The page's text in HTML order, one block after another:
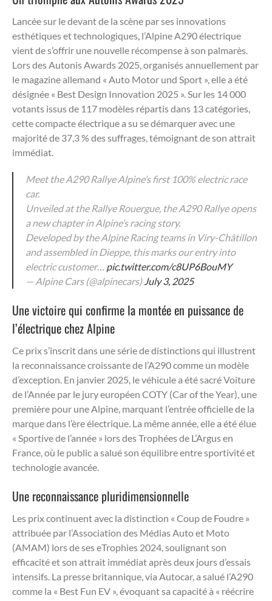
Lancée sur le devant de la scène par ses innovations
esthétiques et technologiques, l’Alpine A290 électrique
vient de s’offrir une nouvelle récompense à son palmarès.
Lors des Autonis Awards 2025, organisés annuellement par
le magazine allemand « Auto Motor und Sport », elle a été
désignée « Best Design Innovation 2025 ». Sur les 14 000
votants issus de 117 modèles répartis dans 13 catégories,
cette compacte électrique a su se démarquer avec une
majorité de 37,3 % des suffrages, témoignant de son attrait
immédiat.
Meet the A290 Rallye Alpine’s first 100% electric race
car.
Unveiled at the Rallye Rouergue, the A290 Rallye opens
a new chapter in Alpine’s racing story.
Developed by the Alpine Racing teams in Viry-Châtillon
and assembled in Dieppe, this marks our entry into
electric customer… pic.twitter.com/c8UP6BouMY
— Alpine Cars (@alpinecars)July 3, 2025
Une victoire qui confirme la montée en puissance de
l’électrique chez Alpine
Ce prix s’inscrit dans une série de distinctions qui illustrent
la reconnaissance croissante de l’A290 comme un modèle
d’exception. En janvier 2025, le véhicule a été sacré Voiture
de l’Année par le jury européen COTY (Car of the Year), une
première pour une Alpine, marquant l’entrée officielle de la
marque dans l’ère électrique. La même année, elle a été élue
« Sportive de l’année » lors des Trophées de L’Argus en
France, où le public a salué son équilibre entre sportivité et
technologie avancée.
Une reconnaissance pluridimensionnelle
Les prix continuent avec la distinction « Coup de Foudre »
attribuée par l’Association des Médias Auto et Moto
(AMAM) lors de ses eTrophies 2024, soulignant son
efficacité et son attrait immédiat après deux jours d’essais
intensifs. La presse britannique, via Autocar, a salué l’A290
comme la « Best Fun EV », évoquant sa capacité à « réécrire